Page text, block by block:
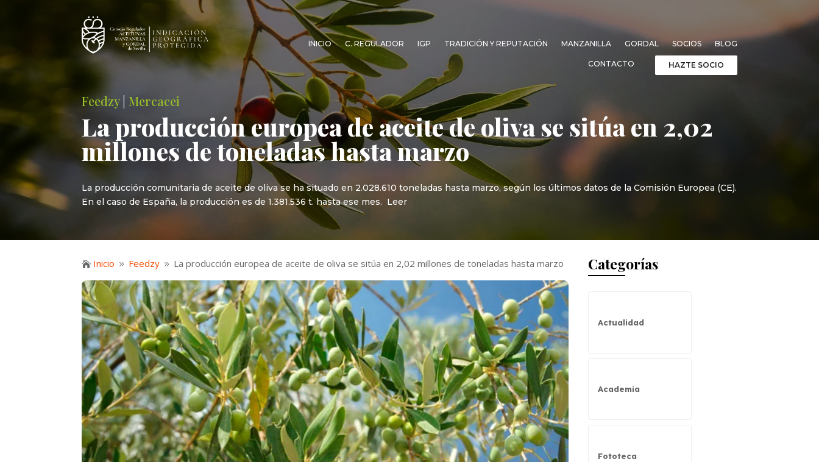
INICIO C. REGULADOR IGP TRADICIÓN Y REPUTACIÓN MANZANILLA GORDAL SOCIOS BLOG
CONTACTO HAZTE SOCIO
Feedzy|Mercacei
La producción europea de aceite de oliva se sitúa en 2,02
millones de toneladas hasta marzo
La producción comunitaria de aceite de oliva se ha situado en 2.028.610 toneladas hasta marzo, según los últimos datos de la Comisión Europea (CE).
En el caso de España, la producción es de 1.381.536 t. hasta ese mes. Leer
 Inicio 9 Feedzy 9 La producción europea de aceite de oliva se sitúa en 2,02 millones de toneladas hasta marzo Categorías
Actualidad
Academia
Fototeca